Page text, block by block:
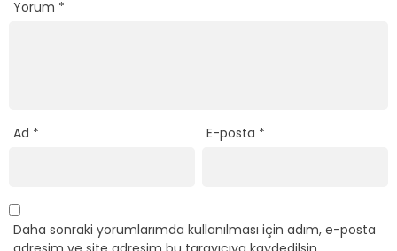
Yorum *
Ad * E-posta *
Daha sonraki yorumlarımda kullanılması için adım, e-posta